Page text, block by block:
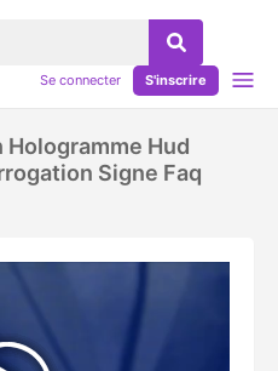
Se connecter S'inscrire
Hud
Signe Faq